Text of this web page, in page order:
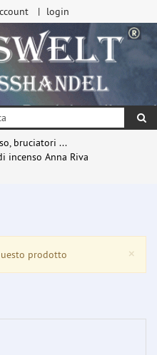
login
bruciatori ...
incenso Anna Riva
×
prodotto